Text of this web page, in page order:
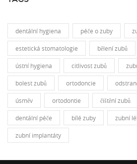
dentální hygiena péče o zuby
estetická stomatologie bělení zubů
ústní hygiena citlivost zubů
bolest zubů ortodoncie
úsměv ortodontie čištění zubů
dentální péče bílé zuby zubní
zubní implantáty